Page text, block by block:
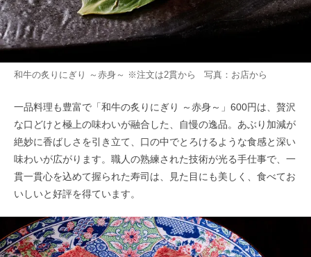
和牛の炙りにぎり ～赤身～ ※注文は2貫から 写真：お店から
一品料理も豊富で「和牛の炙りにぎり ～赤身～」600円は、贅沢
な口どけと極上の味わいが融合した、自慢の逸品。あぶり加減が
絶妙に香ばしさを引き立て、口の中でとろけるような食感と深い
味わいが広がります。職人の熟練された技術が光る手仕事で、一
貫一貫心を込めて握られた寿司は、見た目にも美しく、食べてお
いしいと好評を得ています。